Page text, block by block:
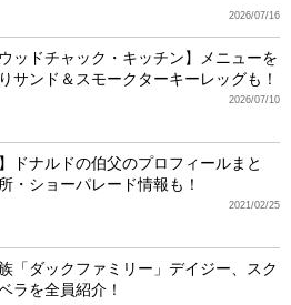
2026/07/16
ッドチャック・キッチン】メニューを
サンド＆スモークターキーレッグも！
2026/07/10
ドナルドの伯父のプロフィールまと
・ショーパレード情報も！
2021/02/25
「ダックファミリー」デイジー、スク
ラを全員紹介！